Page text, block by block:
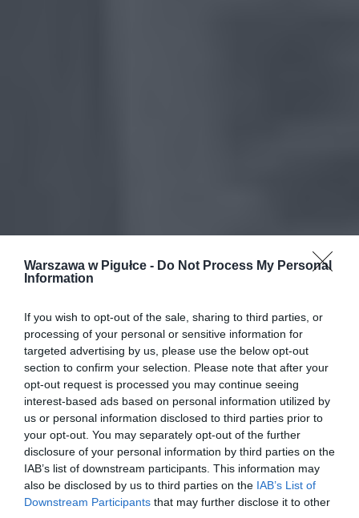
Warszawa w Pigułce - Do Not Process My Personal
Information
If you wish to opt-out of the sale, sharing to third parties, or
processing of your personal or sensitive information for
targeted advertising by us, please use the below opt-out
section to confirm your selection. Please note that after your
opt-out request is processed you may continue seeing
interest-based ads based on personal information utilized by
us or personal information disclosed to third parties prior to
your opt-out. You may separately opt-out of the further
disclosure of your personal information by third parties on the
IAB’s list of downstream participants. This information may
also be disclosed by us to third parties on the IAB’s List of
Downstream Participants that may further disclose it to other